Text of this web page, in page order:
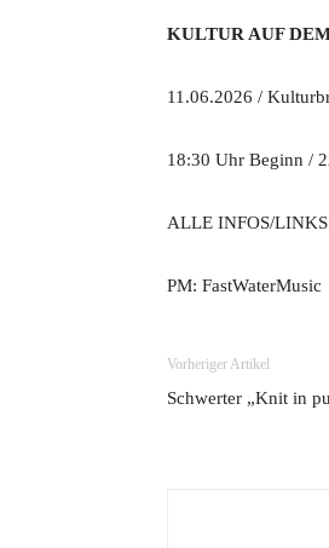
KULTUR AUF
11.06.2026 /
18:30 Uhr Beginn /
ALLE INFOS/
PM: FastWaterMusic
Vorheriger Artikel
Schwerter „Knit in